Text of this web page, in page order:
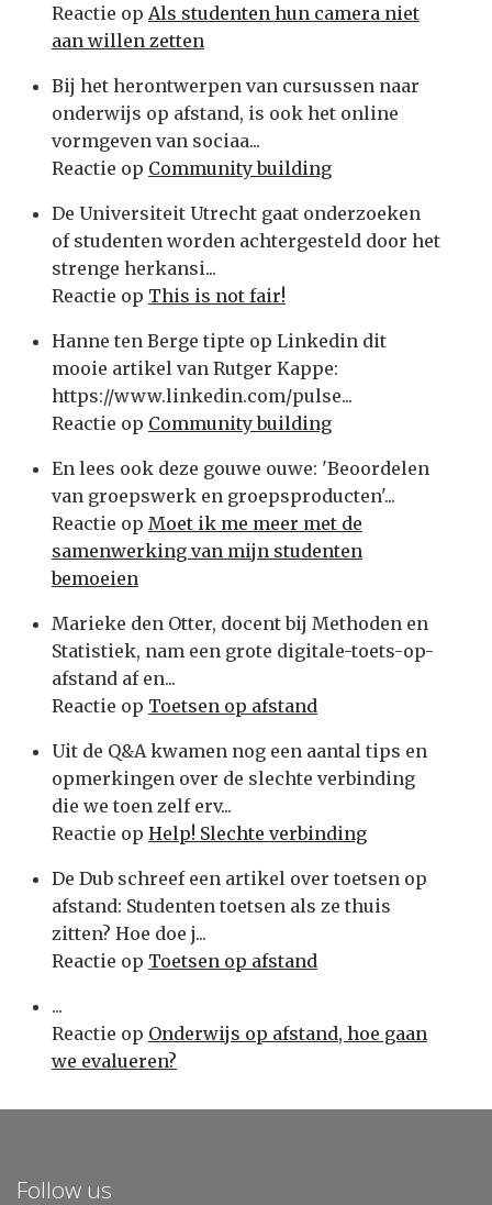
Reactie op Als studenten hun camera niet
aan willen zetten
Bij het herontwerpen van cursussen naar
onderwijs op afstand, is ook het online
vormgeven van sociaa...
Reactie op Community building
De Universiteit Utrecht gaat onderzoeken
of studenten worden achtergesteld door het
strenge herkansi...
Reactie op This is not fair!
Hanne ten Berge tipte op Linkedin dit
mooie artikel van Rutger Kappe:
https://www.linkedin.com/pulse...
Reactie op Community building
En lees ook deze gouwe ouwe: 'Beoordelen
van groepswerk en groepsproducten'...
Reactie op Moet ik me meer met de
samenwerking van mijn studenten
bemoeien
Marieke den Otter, docent bij Methoden en
Statistiek, nam een grote digitale-toets-op-
afstand af en...
Reactie op Toetsen op afstand
Uit de Q&A kwamen nog een aantal tips en
opmerkingen over de slechte verbinding
die we toen zelf erv...
Reactie op Help! Slechte verbinding
De Dub schreef een artikel over toetsen op
afstand: Studenten toetsen als ze thuis
zitten? Hoe doe j...
Reactie op Toetsen op afstand
...
Reactie op Onderwijs op afstand, hoe gaan
we evalueren?
Follow us